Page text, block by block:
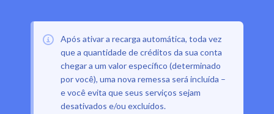
Após ativar a recarga automática, toda vez
que a quantidade de créditos da sua conta
chegar a um valor específico (determinado
por você), uma nova remessa será incluída –
e você evita que seus serviços sejam
desativados e/ou excluídos.